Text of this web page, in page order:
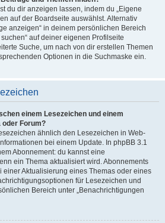
du dir anzeigen lassen, indem du „Eigene
auf der Boardseite auswählst. Alternativ
anzeigen“ in deinem persönlichen Bereich
auf deiner eigenen Profilseite
Suche, um nach von dir erstellen Themen
Optionen in die Suchmaske ein.
einem Lesezeichen und einem
oder Forum?
ähnlich den Lesezeichen in Web-
bei einem Update. In phpBB 3.1
Abonnement: du kannst eine
ein Thema aktualisiert wird. Abonnements
einer Aktualisierung eines Themas oder eines
für Lesezeichen und
Bereich unter „Benachrichtigungen